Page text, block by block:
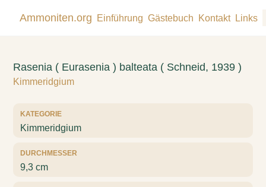
Ammoniten.org Einführung Gästebuch Kontakt Links
Rasenia ( Eurasenia ) balteata ( Schneid, 1939 )
Kimmeridgium
KATEGORIE
Kimmeridgium
DURCHMESSER
9,3 cm